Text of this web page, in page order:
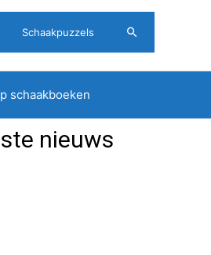
Schaakpuzzels Zoeken
schaakboeken
nieuws